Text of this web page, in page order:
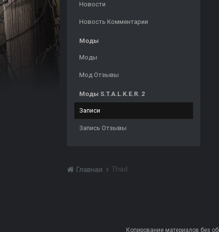
Новости
Новость Комментарии
Моды
Моды
Мод Отзывы
Моды S.T.A.L.K.E.R. 2
Записи
Запись Отзывы
Главная Thad
Копирование материалов без